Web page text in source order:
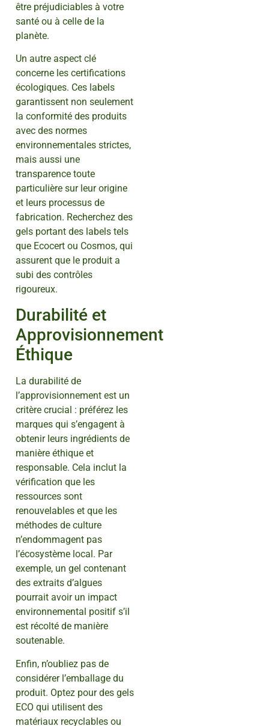
être préjudiciables à votre
santé ou à celle de la
planète.
Un autre aspect clé
concerne les certifications
écologiques. Ces labels
garantissent non seulement
la conformité des produits
avec des normes
environnementales strictes,
mais aussi une
transparence toute
particulière sur leur origine
et leurs processus de
fabrication. Recherchez des
gels portant des labels tels
que Ecocert ou Cosmos, qui
assurent que le produit a
subi des contrôles
rigoureux.
Durabilité et
Approvisionnement
Éthique
La durabilité de
l’approvisionnement est un
critère crucial : préférez les
marques qui s’engagent à
obtenir leurs ingrédients de
manière éthique et
responsable. Cela inclut la
vérification que les
ressources sont
renouvelables et que les
méthodes de culture
n’endommagent pas
l’écosystème local. Par
exemple, un gel contenant
des extraits d’algues
pourrait avoir un impact
environnemental positif s’il
est récolté de manière
soutenable.
Enfin, n’oubliez pas de
considérer l’emballage du
produit. Optez pour des gels
ECO qui utilisent des
matériaux recyclables ou